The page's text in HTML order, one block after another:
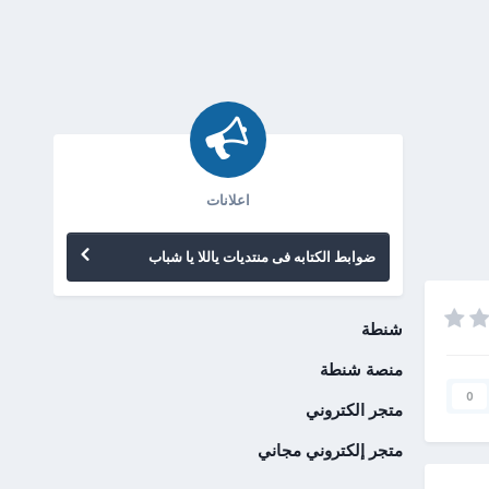
0
اعلانات
ضوابط الكتابه فى منتديات ياللا يا شباب
شنطة
منصة شنطة
متجر الكتروني
متجر إلكتروني مجاني